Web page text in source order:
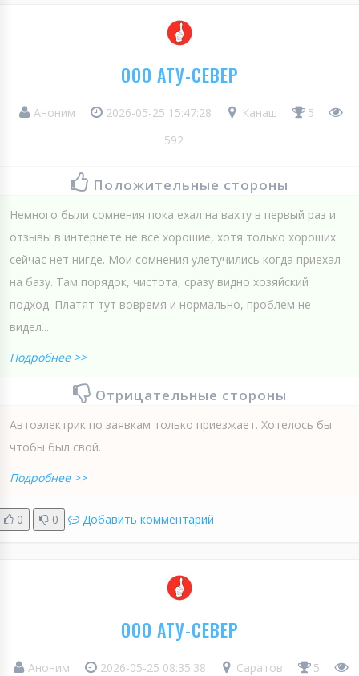
ООО АТУ-СЕВЕР
Аноним 2026-05-25 15:47:28 Канаш
5
592
Положительные стороны
Немного были сомнения пока ехал на вахту в первый раз и
отзывы в интернете не все хорошие, хотя только хороших
сейчас нет нигде. Мои сомнения улетучились когда приехал
на базу. Там порядок, чистота, сразу видно хозяйский
подход. Платят тут вовремя и нормально, проблем не
видел...
Подробнее >>
Отрицательные стороны
Автоэлектрик по заявкам только приезжает. Хотелось бы
чтобы был свой.
Подробнее >>
0 0 Добавить комментарий
ООО АТУ-СЕВЕР
Аноним 2026-05-25 08:35:38 Саратов
5